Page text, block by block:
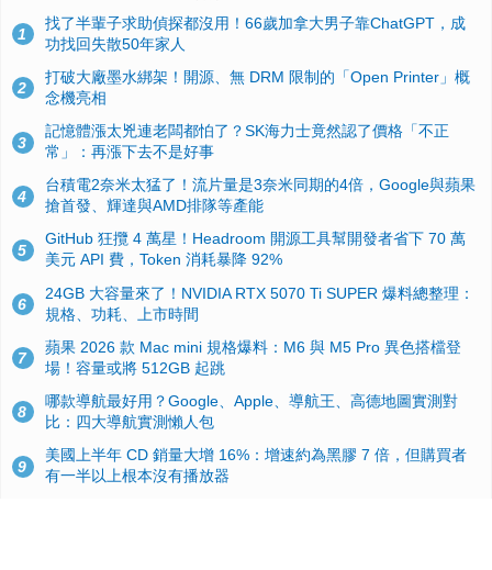
1
找了半輩子求助偵探都沒用！66歲加拿大男子靠ChatGPT，成
功找回失散50年家人
2
打破大廠墨水綁架！開源、無 DRM 限制的「Open Printer」概
念機亮相
3
記憶體漲太兇連老闆都怕了？SK海力士竟然認了價格「不正
常」：再漲下去不是好事
4
台積電2奈米太猛了！流片量是3奈米同期的4倍，Google與蘋果
搶首發、輝達與AMD排隊等產能
5
GitHub 狂攬 4 萬星！Headroom 開源工具幫開發者省下 70 萬
美元 API 費，Token 消耗暴降 92%
6
24GB 大容量來了！NVIDIA RTX 5070 Ti SUPER 爆料總整理：
規格、功耗、上市時間
7
蘋果 2026 款 Mac mini 規格爆料：M6 與 M5 Pro 異色搭檔登
場！容量或將 512GB 起跳
8
哪款導航最好用？Google、Apple、導航王、高德地圖實測對
比：四大導航實測懶人包
9
美國上半年 CD 銷量大增 16%：增速約為黑膠 7 倍，但購買者
有一半以上根本沒有播放器